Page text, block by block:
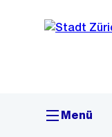
Navigation
Sprunglink
Menü